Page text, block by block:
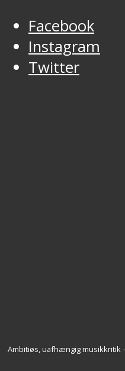
Facebook
Instagram
Twitter
Ambitiøs, uafhængig musikkritik